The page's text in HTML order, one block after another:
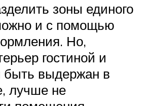
зоны единого
и с помощью
Но,
гостиной и
быть выдержан в
лучше не